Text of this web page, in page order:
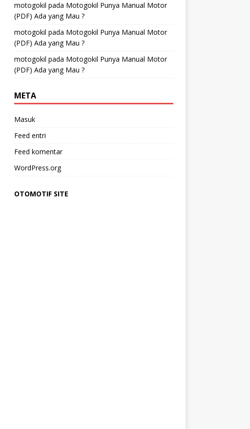
motogokil pada Motogokil Punya Manual Motor
(PDF) Ada yang Mau ?
motogokil pada Motogokil Punya Manual Motor
(PDF) Ada yang Mau ?
motogokil pada Motogokil Punya Manual Motor
(PDF) Ada yang Mau ?
META
Masuk
Feed entri
Feed komentar
WordPress.org
OTOMOTIF SITE